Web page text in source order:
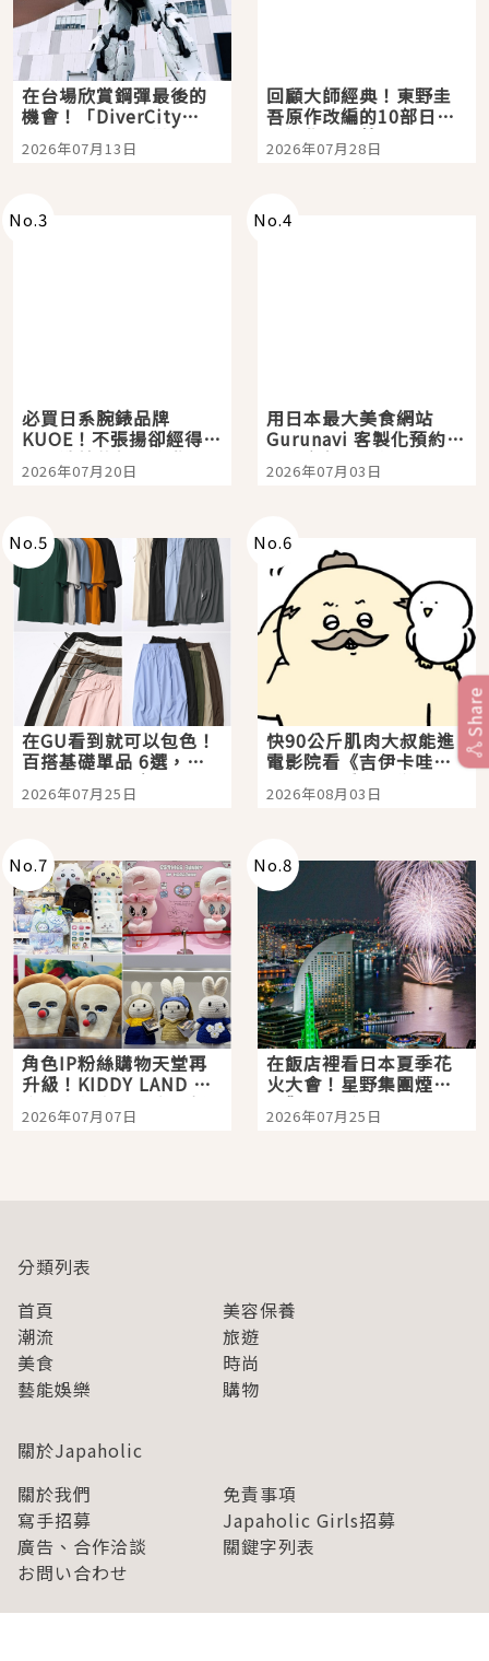
在台場欣賞鋼彈最後的
機會！「DiverCity
Tokyo Plaza」搭船、
購物、美食及夜景，一
2026年07月13日
回顧大師經典！東野圭
吾原作改編的10部日本
影視作品推薦
2026年07月28日
No.3
必買日系腕錶品牌
KUOE！不張揚卻經得起
時間洗鍊的經典之作五
選
2026年07月20日
No.4
用日本最大美食網站
Gurunavi 客製化預約九
大都市餐廳，打造專屬
美食體驗！
2026年07月03日
No.5
在GU看到就可以包色！
百搭基礎單品 6選，閉
眼全收也不心疼
2026年07月25日
No.6
快90公斤肌肉大叔能進
電影院看《吉伊卡哇》
嗎？日本重金屬樂團
「打首」會長與nagano
2026年08月03日
No.7
角色IP粉絲購物天堂再
升級！KIDDY LAND 原
宿店吉伊卡哇迎客，新
開幕 OMOKADO 店3分
2026年07月07日
No.8
在飯店裡看日本夏季花
火大會！星野集團煙火
景觀飯店6選，讓你不用
人擠人悠閒欣賞
2026年07月25日
Share
分類列表
首頁
美容保養
潮流
旅遊
美食
時尚
藝能娛樂
購物
關於Japaholic
關於我們
免責事項
寫手招募
Japaholic Girls招募
廣告、合作洽談
關鍵字列表
お問い合わせ